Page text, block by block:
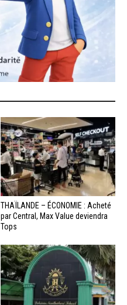
THAÏLANDE – ÉCONOMIE : Acheté
par Central, Max Value deviendra
Tops